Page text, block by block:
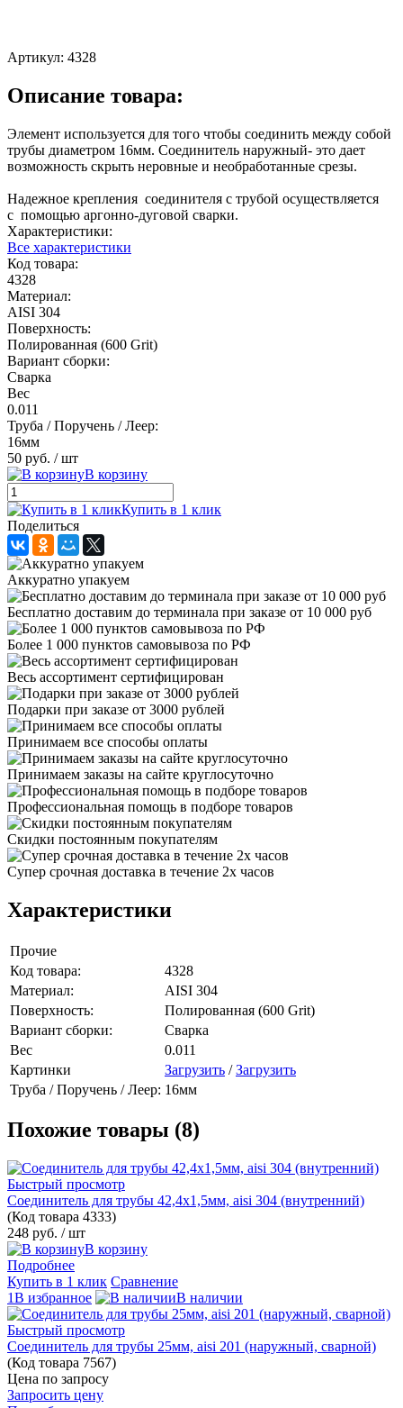
Артикул: 4328
Описание товара:
Элемент используется для того чтобы соединить между собой
трубы диаметром 16мм. Соединитель наружный- это дает
возможность скрыть неровные и необработанные срезы.
Надежное крепления соединителя с трубой осуществляется
с помощью аргонно-дуговой сварки.
Характеристики:
Все характеристики
Код товара:
4328
Материал:
AISI 304
Поверхность:
Полированная (600 Grit)
Вариант сборки:
Сварка
Вес
0.011
Труба / Поручень / Леер:
16мм
50 руб. / шт
В корзину
Купить в 1 клик
Поделиться
Аккуратно упакуем
Бесплатно доставим до терминала при заказе от 10 000 руб
Более 1 000 пунктов самовывоза по РФ
Весь ассортимент сертифицирован
Подарки при заказе от 3000 рублей
Принимаем все способы оплаты
Принимаем заказы на сайте круглосуточно
Профессиональная помощь в подборе товаров
Скидки постоянным покупателям
Супер срочная доставка в течение 2х часов
Характеристики
Прочие
Код товара:
4328
Материал:
AISI 304
Поверхность:
Полированная (600 Grit)
Вариант сборки:
Сварка
Вес
0.011
Картинки
Загрузить /Загрузить
Труба / Поручень / Леер: 16мм
Похожие товары (8)
Быстрый просмотр
Соединитель для трубы 42,4х1,5мм, aisi 304 (внутренний)
(Код товара 4333)
248 руб. / шт
В корзину
Подробнее
Купить в 1 клик Сравнение
1В избранное
В наличии
Быстрый просмотр
Соединитель для трубы 25мм, aisi 201 (наружный, сварной)
(Код товара 7567)
Цена по запросу
Запросить цену